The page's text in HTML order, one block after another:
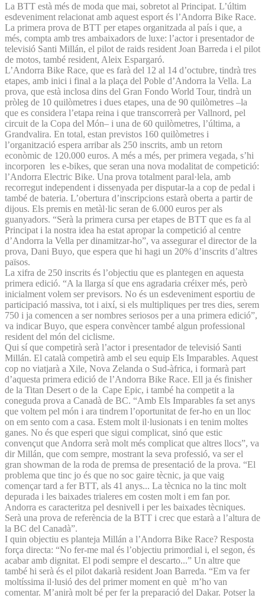
La BTT està més de moda que mai, sobretot al Principat. L’últim
esdeveniment relacionat amb aquest esport és l’Andorra Bike Race.
La primera prova de BTT per etapes organitzada al país i que, a
més, compta amb tres ambaixadors de luxe: l’actor i presentador de
televisió Santi Millán, el pilot de raids resident Joan Barreda i el pilot
de motos, també resident, Aleix Espargaró.
L’Andorra Bike Race, que es farà del 12 al 14 d’octubre, tindrà tres
etapes, amb inici i final a la plaça del Poble d’Andorra la Vella. La
prova, que està inclosa dins del Gran Fondo World Tour, tindrà un
pròleg de 10 quilòmetres i dues etapes, una de 90 quilòmetres –la
que es considera l’etapa reina i que transcorrerà per Vallnord, pel
circuit de la Copa del Món– i una de 60 quilòmetres, l’última, a
Grandvalira. En total, estan previstos 160 quilòmetres i
l’organització espera arribar als 250 inscrits, amb un retorn
econòmic de 120.000 euros. A més a més, per primera vegada, s’hi
incorporen les e-bikes, que seran una nova modalitat de competició:
l’Andorra Electric Bike. Una prova totalment paral·lela, amb
recorregut independent i dissenyada per disputar-la a cop de pedal i
també de bateria. L’obertura d’inscripcions estarà oberta a partir de
dijous. Els premis en metàl·lic seran de 6.000 euros per als
guanyadors. “Serà la primera cursa per etapes de BTT que es fa al
Principat i la nostra idea ha estat apropar la competició al centre
d’Andorra la Vella per dinamitzar-ho”, va assegurar el director de la
prova, Dani Buyo, que espera que hi hagi un 20% d’inscrits d’altres
països.
La xifra de 250 inscrits és l’objectiu que es plantegen en aquesta
primera edició. “A la llarga sí que ens agradaria créixer més, però
inicialment volem ser previsors. No és un esdeveniment esportiu de
participació massiva, tot i així, si els multipliques per tres dies, serem
750 i ja comencen a ser nombres seriosos per a una primera edició”,
va indicar Buyo, que espera convèncer també algun professional
resident del món del ciclisme.
Qui sí que competirà serà l’actor i presentador de televisió Santi
Millán. El català competirà amb el seu equip Els Imparables. Aquest
cop no viatjarà a Xile, Nova Zelanda o Sud-àfrica, i formarà part
d’aquesta primera edició de l’Andorra Bike Race. Ell ja és finisher
de la Titan Desert o de la Cape Epic, i també ha competit a la
coneguda prova a Canadà de BC. “Amb Els Imparables fa set anys
que voltem pel món i ara tindrem l’oportunitat de fer-ho en un lloc
on em sento com a casa. Estem molt il·lusionats i en tenim moltes
ganes. No és que esperi que sigui complicat, sinó que estic
convençut que Andorra serà molt més complicat que altres llocs”, va
dir Millán, que com sempre, mostrant la seva professió, va ser el
gran showman de la roda de premsa de presentació de la prova. “El
problema que tinc jo és que no soc gaire tècnic, ja que vaig
començar tard a fer BTT, als 41 anys... La tècnica no la tinc molt
depurada i les baixades trialeres em costen molt i em fan por.
Andorra es caracteritza pel desnivell i per les baixades tècniques.
Serà una prova de referència de la BTT i crec que estarà a l’altura de
la BC del Canadà”.
I quin objectiu es planteja Millán a l’Andorra Bike Race? Resposta
força directa: “No fer-me mal és l’objectiu primordial i, el segon, és
acabar amb dignitat. El podi sempre el descarto...” Un altre que
també hi serà és el pilot dakarià resident Joan Barreda. “Em va fer
moltíssima il·lusió des del primer moment en què m’ho van
comentar. M’anirà molt bé per fer la preparació del Dakar. Potser la